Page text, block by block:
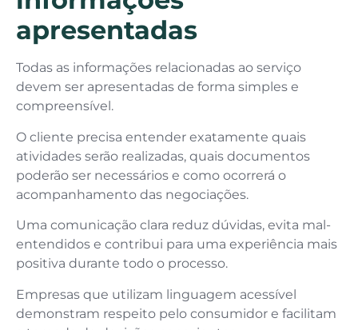
apresentadas
Todas as informações relacionadas ao serviço
devem ser apresentadas de forma simples e
compreensível.
O cliente precisa entender exatamente quais
atividades serão realizadas, quais documentos
poderão ser necessários e como ocorrerá o
acompanhamento das negociações.
Uma comunicação clara reduz dúvidas, evita mal-
entendidos e contribui para uma experiência mais
positiva durante todo o processo.
Empresas que utilizam linguagem acessível
demonstram respeito pelo consumidor e facilitam